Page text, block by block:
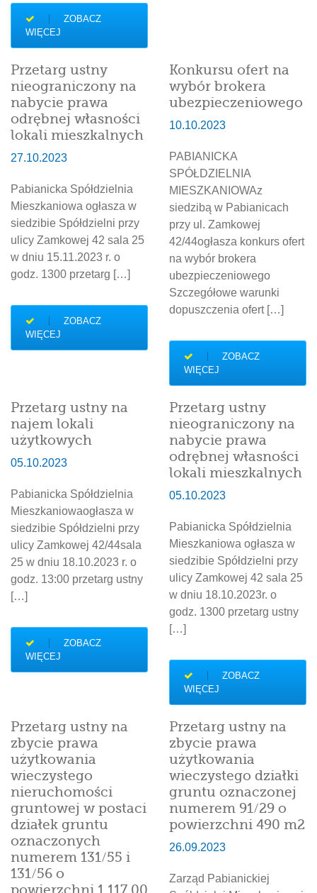
ZOBACZ
WIĘCEJ
Przetarg ustny
nieograniczony na
nabycie prawa
odrębnej własności
lokali mieszkalnych
27.10.2023
Pabianicka Spółdzielnia
Mieszkaniowa ogłasza w
siedzibie Spółdzielni przy
ulicy Zamkowej 42 sala 25
w dniu 15.11.2023 r. o
godz. 1300 przetarg […]
ZOBACZ
WIĘCEJ
Konkursu ofert na
wybór brokera
ubezpieczeniowego
10.10.2023
PABIANICKA
SPÓŁDZIELNIA
MIESZKANIOWAz
siedzibą w Pabianicach
przy ul. Zamkowej
42/44ogłasza konkurs ofert
na wybór brokera
ubezpieczeniowego
Szczegółowe warunki
dopuszczenia ofert […]
ZOBACZ
WIĘCEJ
Przetarg ustny na
najem lokali
użytkowych
05.10.2023
Pabianicka Spółdzielnia
Mieszkaniowaogłasza w
siedzibie Spółdzielni przy
ulicy Zamkowej 42/44sala
25 w dniu 18.10.2023 r. o
godz. 13:00 przetarg ustny
[…]
ZOBACZ
WIĘCEJ
Przetarg ustny
nieograniczony na
nabycie prawa
odrębnej własności
lokali mieszkalnych
05.10.2023
Pabianicka Spółdzielnia
Mieszkaniowa ogłasza w
siedzibie Spółdzielni przy
ulicy Zamkowej 42 sala 25
w dniu 18.10.2023r. o
godz. 1300 przetarg ustny
[…]
ZOBACZ
WIĘCEJ
Przetarg ustny na
zbycie prawa
użytkowania
wieczystego
nieruchomości
gruntowej w postaci
działek gruntu
oznaczonych
numerem 131/55 i
131/56 o
Przetarg ustny na
zbycie prawa
użytkowania
wieczystego działki
gruntu oznaczonej
numerem 91/29 o
powierzchni 490 m2
26.09.2023
Zarząd Pabianickiej